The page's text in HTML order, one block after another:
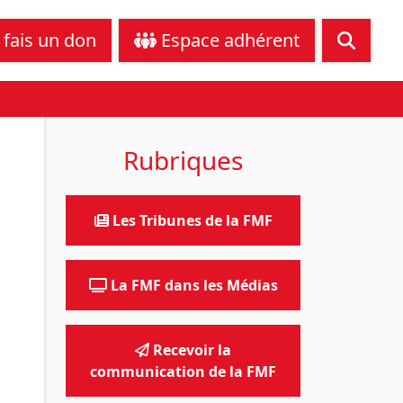
juridique Nous contacter
fais un don Espace adhérent
Rubriques
Les Tribunes de la FMF
La FMF dans les Médias
Recevoir la
communication de la FMF